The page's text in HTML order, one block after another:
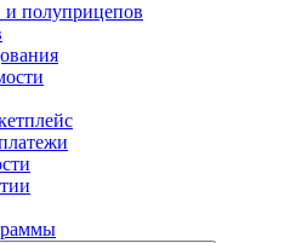
полуприцепов